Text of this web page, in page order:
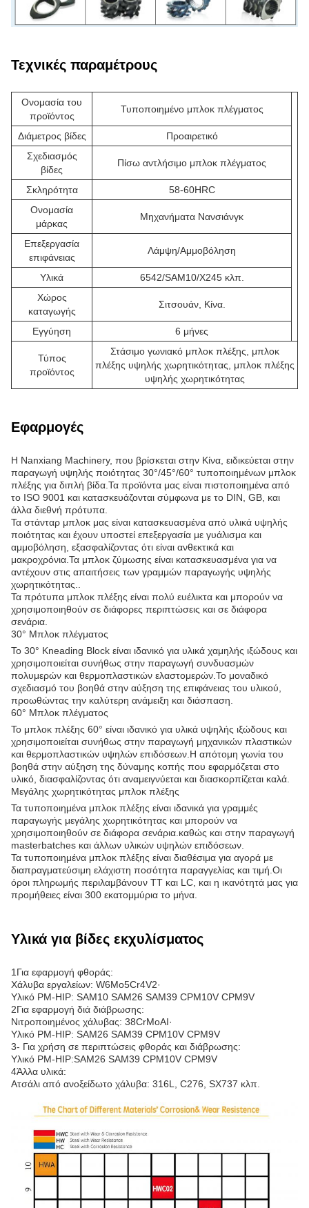
Τεχνικές παραμέτρους
Ονομασία του
προϊόντος
Τυποποιημένο μπλοκ πλέγματος
Διάμετρος βίδες
Προαιρετικό
Σχεδιασμός
βίδες
Πίσω αντλήσιμο μπλοκ πλέγματος
Σκληρότητα
58-60HRC
Ονομασία
μάρκας
Μηχανήματα Νανσιάνγκ
Επεξεργασία
επιφάνειας
Λάμψη/Αμμοβόληση
Υλικά
6542/SAM10/X245 κλπ.
Χώρος
καταγωγής
Σιτσουάν, Κίνα.
Εγγύηση 6 μήνες
Τύπος
προϊόντος
Στάσιμο γωνιακό μπλοκ πλέξης, μπλοκ
πλέξης υψηλής χωρητικότητας, μπλοκ πλέξης
υψηλής χωρητικότητας
Εφαρμογές
Η Nanxiang Machinery, που βρίσκεται στην Κίνα, ειδικεύεται στην
παραγωγή υψηλής ποιότητας 30°/45°/60° τυποποιημένων μπλοκ
πλέξης για διπλή βίδα.Τα προϊόντα μας είναι πιστοποιημένα από
το ISO 9001 και κατασκευάζονται σύμφωνα με το DIN, GB, και
άλλα διεθνή πρότυπα.
Τα στάνταρ μπλοκ μας είναι κατασκευασμένα από υλικά υψηλής
ποιότητας και έχουν υποστεί επεξεργασία με γυάλισμα και
αμμοβόληση, εξασφαλίζοντας ότι είναι ανθεκτικά και
μακροχρόνια.Τα μπλοκ ζύμωσης είναι κατασκευασμένα για να
αντέχουν στις απαιτήσεις των γραμμών παραγωγής υψηλής
χωρητικότητας..
Τα πρότυπα μπλοκ πλέξης είναι πολύ ευέλικτα και μπορούν να
χρησιμοποιηθούν σε διάφορες περιπτώσεις και σε διάφορα
σενάρια.
30° Μπλοκ πλέγματος
Το 30° Kneading Block είναι ιδανικό για υλικά χαμηλής ιξώδους και
χρησιμοποιείται συνήθως στην παραγωγή συνδυασμών
πολυμερών και θερμοπλαστικών ελαστομερών.Το μοναδικό
σχεδιασμό του βοηθά στην αύξηση της επιφάνειας του υλικού,
προωθώντας την καλύτερη ανάμειξη και διάσπαση.
60° Μπλοκ πλέγματος
Το μπλοκ πλέξης 60° είναι ιδανικό για υλικά υψηλής ιξώδους και
χρησιμοποιείται συνήθως στην παραγωγή μηχανικών πλαστικών
και θερμοπλαστικών υψηλών επιδόσεων.Η απότομη γωνία του
βοηθά στην αύξηση της δύναμης κοπής που εφαρμόζεται στο
υλικό, διασφαλίζοντας ότι αναμειγνύεται και διασκορπίζεται καλά.
Μεγάλης χωρητικότητας μπλοκ πλέξης
Τα τυποποιημένα μπλοκ πλέξης είναι ιδανικά για γραμμές
παραγωγής μεγάλης χωρητικότητας και μπορούν να
χρησιμοποιηθούν σε διάφορα σενάρια.καθώς και στην παραγωγή
masterbatches και άλλων υλικών υψηλών επιδόσεων.
Τα τυποποιημένα μπλοκ πλέξης είναι διαθέσιμα για αγορά με
διαπραγματεύσιμη ελάχιστη ποσότητα παραγγελίας και τιμή.Οι
όροι πληρωμής περιλαμβάνουν TT και LC, και η ικανότητά μας για
προμήθειες είναι 300 εκατομμύρια το μήνα.
Υλικά για βίδες εκχυλίσματος
1Για εφαρμογή φθοράς:
Χάλυβα εργαλείων: W6Mo5Cr4V2·
Υλικό PM-HIP: SAM10 SAM26 SAM39 CPM10V CPM9V
2Για εφαρμογή διά διάβρωσης:
Νιτροποιημένος χάλυβας: 38CrMoAI·
Υλικό PM-HIP: SAM26 SAM39 CPM10V CPM9V
3- Για χρήση σε περιπτώσεις φθοράς και διάβρωσης:
Υλικό PM-HIP:SAM26 SAM39 CPM10V CPM9V
4Άλλα υλικά:
Ατσάλι από ανοξείδωτο χάλυβα: 316L, C276, SX737 κλπ.